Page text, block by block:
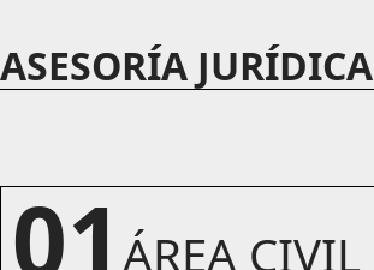
ASESORÍA JURÍDICA
01 ÁREA CIVIL